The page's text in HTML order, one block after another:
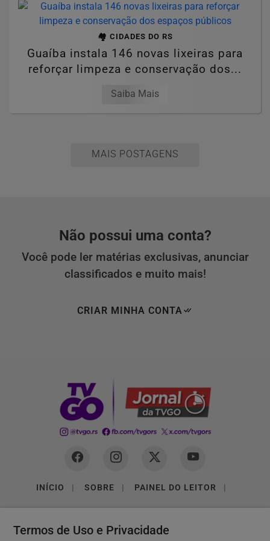
🏘️ CIDADES DO RS
Guaíba instala 146 novas lixeiras para
reforçar limpeza e conservação dos...
Saiba Mais
MAIS POSTAGENS
Não possui uma conta?
Você pode ler matérias exclusivas, anunciar
classificados e muito mais!
CRIAR MINHA CONTA
INÍCIO | SOBRE | PAINEL DO LEITOR |
Termos de Uso e Privacidade